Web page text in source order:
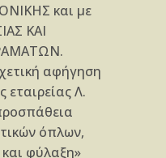
και με
ΚΑΙ
αφήγηση
εταιρείας Λ.
όπλων,
φύλαξη»